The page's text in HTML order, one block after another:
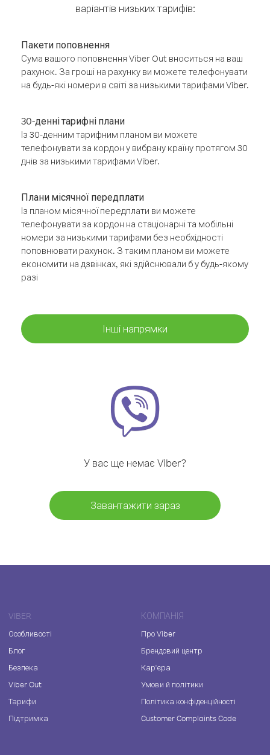
варіантів низьких тарифів:
Пакети поповнення
Сума вашого поповнення Viber Out вноситься на ваш
рахунок. За гроші на рахунку ви можете телефонувати
на будь-які номери в світі за низькими тарифами Viber.
30-денні тарифні плани
Із 30-денним тарифним планом ви можете
телефонувати за кордон у вибрану країну протягом 30
днів за низькими тарифами Viber.
Плани місячної передплати
Із планом місячної передплати ви можете
телефонувати за кордон на стаціонарні та мобільні
номери за низькими тарифами без необхідності
поповнювати рахунок. З таким планом ви можете
економити на дзвінках, які здійснювали б у будь-якому
разі
Інші напрямки
У вас ще немає Viber?
Завантажити зараз
VIBER
Особливості
Блог
Безпека
Viber Out
Тарифи
Підтримка
КОМПАНІЯ
Про Viber
Брендовий центр
Кар'єра
Умови й політики
Політика конфіденційності
Customer Complaints Code